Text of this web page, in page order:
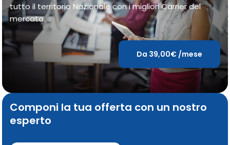
tutto il territorio Nazionale con i migliori Carrier del
mercato.
Da 39,00€ /mese
Componi la tua offerta con un nostro
esperto